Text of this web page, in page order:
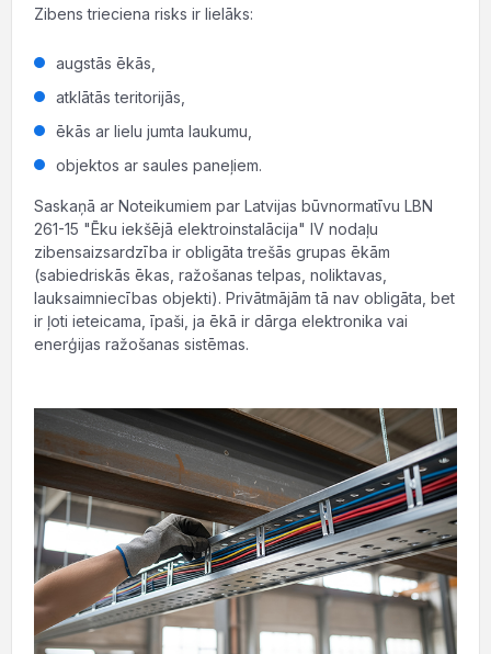
Zibens trieciena risks ir lielāks:
augstās ēkās,
atklātās teritorijās,
ēkās ar lielu jumta laukumu,
objektos ar saules paneļiem.
Saskaņā ar Noteikumiem par Latvijas būvnormatīvu LBN
261-15 "Ēku iekšējā elektroinstalācija" IV nodaļu
zibensaizsardzība ir obligāta trešās grupas ēkām
(sabiedriskās ēkas, ražošanas telpas, noliktavas,
lauksaimniecības objekti). Privātmājām tā nav obligāta, bet
ir ļoti ieteicama, īpaši, ja ēkā ir dārga elektronika vai
enerģijas ražošanas sistēmas.